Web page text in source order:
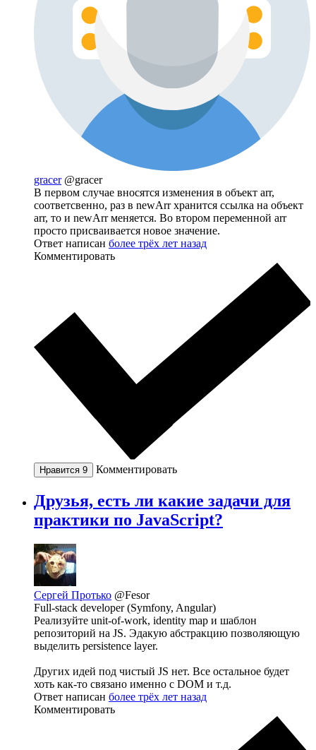
gracer @gracer
В первом случае вносятся изменения в объект arr,
соответсвенно, раз в newArr хранится ссылка на объект
arr, то и newArr меняется. Во втором переменной arr
просто присваивается новое значение.
Ответ написан более трёх лет назад
Комментировать
Нравится 9 Комментировать
Друзья, есть ли какие задачи для
практики по JavaScript?
Сергей Протько @Fesor
Full-stack developer (Symfony, Angular)
Реализуйте unit-of-work, identity map и шаблон
репозиторий на JS. Эдакую абстракцию позволяющую
выделить persistence layer.
Других идей под чистый JS нет. Все остальное будет
хоть как-то связано именно с DOM и т.д.
Ответ написан более трёх лет назад
Комментировать